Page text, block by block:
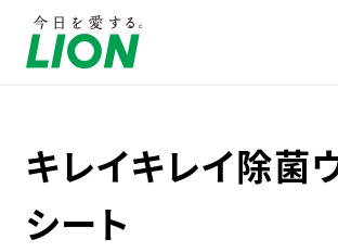
キレイキレイ除菌
シート